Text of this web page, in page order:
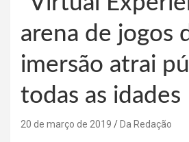
arena de jogos
imersão atrai
todas as idades
20 de março de 2019 Da Redação